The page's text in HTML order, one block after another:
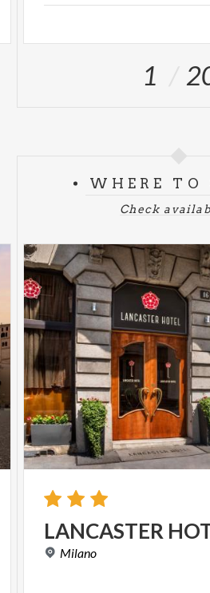
1
WHERE TO
Check
LANCASTER
Milano